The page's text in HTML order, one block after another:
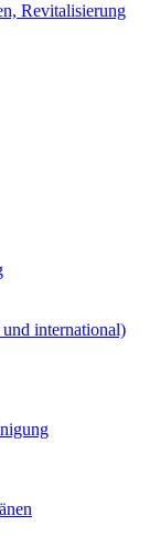
Revitalisierung
international)